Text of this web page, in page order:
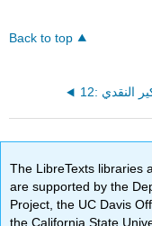
Back to top
النقدي
The LibreTexts libraries
are supported by the
Project, the UC Davis
the California State